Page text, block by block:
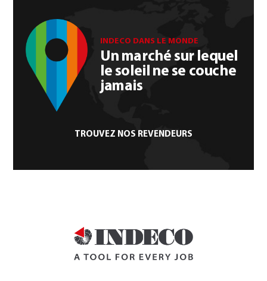
INDECO DANS LE MONDE
Un marché sur lequel
le soleil ne se couche
jamais
TROUVEZ NOS REVENDEURS